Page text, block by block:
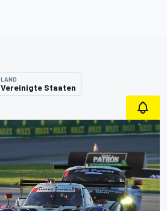
LAND
Vereinigte Staaten